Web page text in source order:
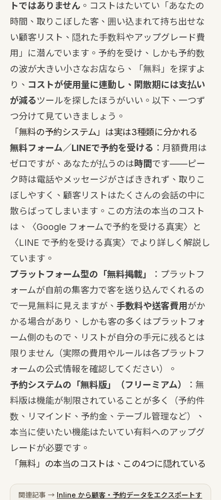
トではありません 。コストはたいてい「あなたの
時間、取りこぼした客、囲い込まれて持ち出せな
い顧客リスト、隠れた手数料やアップグレード費
用」に潜んでいます。予約を受け、しかも予約数
の波が大きい小さなお店なら、「無料」を探すよ
り、 コストが使用量に連動し、閑散期には支払い
が減るツールを探したほうがいい。以下、一つず
つ分けて見ていきましょう。
「無料の予約システム」は実は3種類に分かれる
無料フォーム／LINEで予約を受ける ：月額費用は
ゼロですが、あなたが払うのは時間です——ピー
ク時は電話やメッセージがさばききれず、取りこ
ぼしやすく、顧客リストはたくさんの会話の中に
散らばってしまいます。この方法の本当のコスト
は、〈Google フォームで予約を受ける真実〉と
〈LINE で予約を受ける真実〉でより詳しく解説し
ています。
プラットフォーム型の「無料掲載」
：プラットフ
ォームが自前の集客力で客を送り込んでくれるの
で一見無料に見えますが、 手数料や送客費用がか
かる場合があり、しかも客の多くはプラットフォ
ーム側のもので、リストが自分の手元に残るとは
限りません（実際の費用やルールは各プラットフ
ォームの公式情報を確認してください）。
予約システムの「無料版」（フリーミアム）
：無
料版は機能が制限されていることが多く（予約件
数、リマインド、予約金、テーブル管理など）、
本当に使いたい機能はたいてい有料へのアップグ
レードが必要です。
「無料」の本当のコストは、この4つに隠れている
関連記事 → Inline から顧客・予約データをエクスポートす